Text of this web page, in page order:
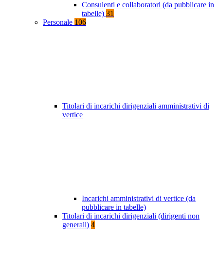
Consulenti e collaboratori (da pubblicare in
tabelle) 31
Personale 106
Titolari di incarichi dirigenziali amministrativi di
vertice
Incarichi amministrativi di vertice (da
pubblicare in tabelle)
Titolari di incarichi dirigenziali (dirigenti non
generali) 4